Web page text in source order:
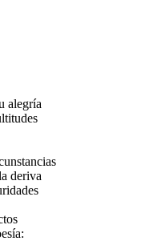
alegría
deriva